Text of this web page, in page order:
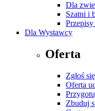
Dla
Szatni i
Dla Wystawcy
Oferta
Zgłoś się
Oferta
Zbuduj